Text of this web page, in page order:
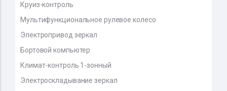
Круиз-контроль
Мультифункциональное рулевое колесо
Электропривод зеркал
Бортовой компьютер
Климат-контроль 1-зонный
Электроскладывание зеркал